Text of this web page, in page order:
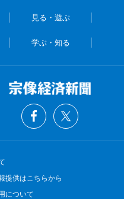
見る・遊ぶ
学ぶ・知る
提供はこちらから
について